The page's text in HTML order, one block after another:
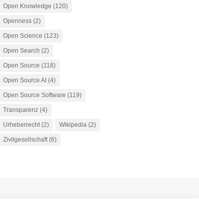
Open Knowledge (120)
Openness(2)
Open Science (123)
Open Search (2)
Open Source (118)
Open Source AI (4)
Open Source Software (119)
Transparenz(4)
Urheberrecht(2) Wikipedia(2)
Zivilgesellschaft(6)